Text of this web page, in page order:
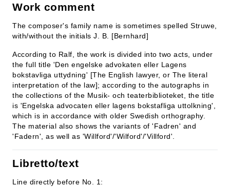
Work comment
The composer's family name is sometimes spelled Struwe,
with/without the initials J. B. [Bernhard]
According to Ralf, the work is divided into two acts, under
the full title 'Den engelske advokaten eller Lagens
bokstavliga uttydning' [The English lawyer, or The literal
interpretation of the law]; according to the autographs in
the collections of the Musik- och teaterbiblioteket, the title
is 'Engelska advocaten eller lagens bokstafliga uttolkning',
which is in accordance with older Swedish orthography.
The material also shows the variants of 'Fadren' and
'Fadern', as well as 'Willford'/'Wilford'/'Villford'.
Libretto/text
Line directly before No. 1: